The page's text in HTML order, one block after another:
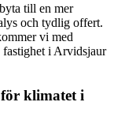
till en mer
och tydlig offert.
vi med
fastighet i Arvidsjaur
klimatet i